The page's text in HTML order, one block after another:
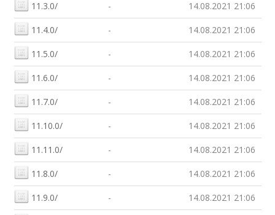
11.3.0/ - 14.08.2021 21:06
11.4.0/ - 14.08.2021 21:06
11.5.0/ - 14.08.2021 21:06
11.6.0/ - 14.08.2021 21:06
11.7.0/ - 14.08.2021 21:06
11.10.0/ - 14.08.2021 21:06
11.11.0/ - 14.08.2021 21:06
11.8.0/ - 14.08.2021 21:06
11.9.0/ - 14.08.2021 21:06